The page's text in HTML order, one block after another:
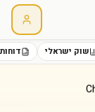
שוק ישראלי